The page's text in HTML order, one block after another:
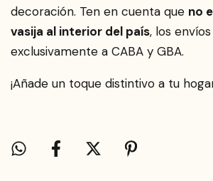
decoración. Ten en cuenta que no
vasija al interior del país, los
exclusivamente a CABA y GBA.
¡Añade un toque distintivo a tu